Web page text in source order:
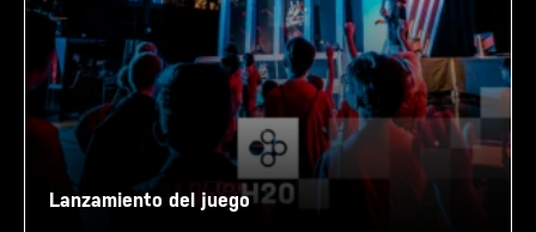
Lanzamiento del juego